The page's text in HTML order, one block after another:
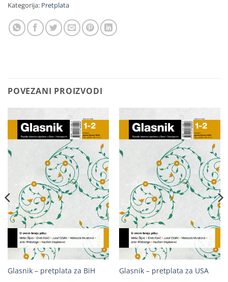
Kategorija: Pretplata
POVEZANI PROIZVODI
Glasnik – pretplata za BiH
Glasnik – pretplata za USA